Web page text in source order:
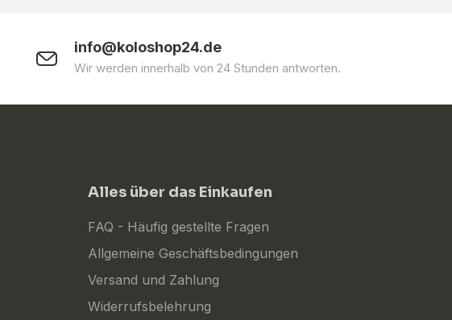
info@koloshop24.de
Wir werden innerhalb von 24 Stunden antworten.
Alles über das Einkaufen
FAQ - Häufig gestellte Fragen
Allgemeine Geschäftsbedingungen
Versand und Zahlung
Widerrufsbelehrung